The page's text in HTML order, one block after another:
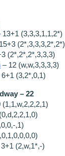
13+1 (3,3,3,1,1,2*)
(2*,3,3,3,2*,2*)
(2*,2*,2*,3,3,3)
– 12 (w,w,3,3,3,3)
6+1 (3,2*,0,1)
– 22
(1,1,w,2,2,2,1)
,1)
(2,w,1*,-)